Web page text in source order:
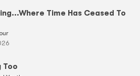
Time Has Ceased To
Too